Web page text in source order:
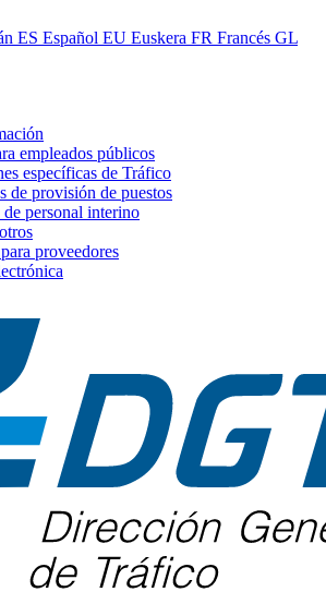
ES Español EU Euskera FR Francés GL
empleados públicos
específicas de Tráfico
de provisión de puestos
de personal interino
proveedores